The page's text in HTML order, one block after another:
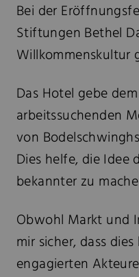
Bei der
Stiftungen Bethel
Willkommenskultur
Das Hotel gebe
arbeitssuchenden
von
Dies helfe, die
bekannter zu
Obwohl Markt und
mir sicher, dass
engagierten